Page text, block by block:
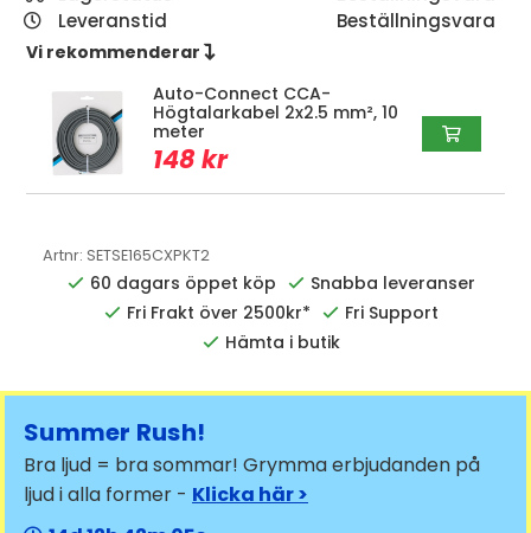
Leveranstid
Beställningsvara
Vi rekommenderar 
Auto-Connect CCA-
Högtalarkabel 2x2.5 mm², 10
meter
148 kr
Artnr: SETSE165CXPKT2
60 dagars öppet köp
Snabba leveranser
Fri Frakt över 2500kr*
Fri Support
Hämta i butik
Summer Rush!
Bra ljud = bra sommar! Grymma erbjudanden på
ljud i alla former - Klicka här >